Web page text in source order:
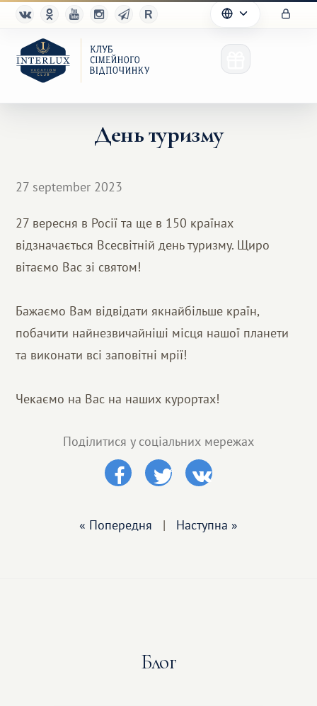
Переваги
Партнерам
Благотворительность
День туризму
27 september 2023
27 вересня в Росії та ще в 150 країнах
відзначається Всесвітній день туризму. Щиро
вітаємо Вас зі святом!
Бажаємо Вам відвідати якнайбільше країн,
побачити найнезвичайніші місця нашої планети
та виконати всі заповітні мрії!
Чекаємо на Вас на наших курортах!
Поділитися у соціальних мережах
« Попередня | Наступна »
Блог